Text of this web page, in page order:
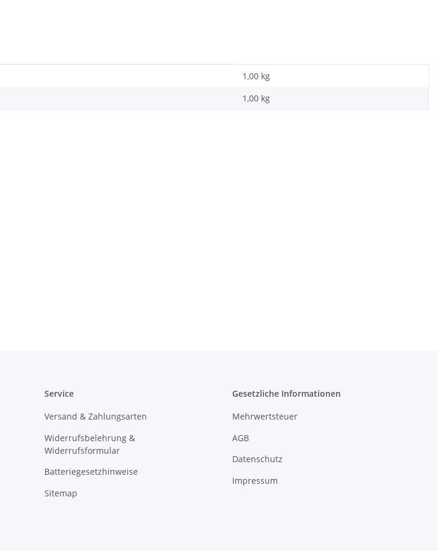
1,00 kg
1,00 kg
Service
Versand & Zahlungsarten
Widerrufsbelehrung &
Widerrufsformular
Batteriegesetzhinweise
Sitemap
Gesetzliche Informationen
Mehrwertsteuer
AGB
Datenschutz
Impressum